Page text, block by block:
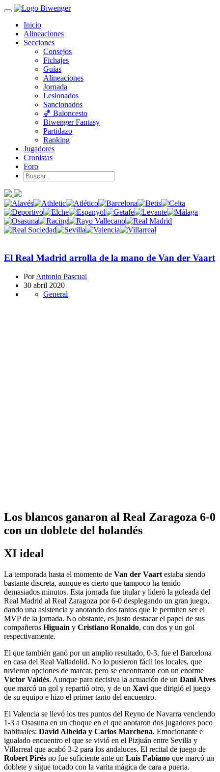
Inicio
Alineaciones
Secciones
Consejos
Fichajes
Guías
Alineaciones
Jornada
Lesionados
Sancionados
🏀 Baloncesto
Biwenger Fantasy
Partidazo
Ranking
Jugadores
Cronistas
Foro
El Real Madrid arrolla de la mano de Van der Vaart
PorAntonio Pascual
30 abril 2020
General
Los blancos ganaron al Real Zaragoza 6-0
con un doblete del holandés
XI ideal
La temporada hasta el momento de Van der Vaart estaba siendo
bastante discreta, aunque es cierto que tampoco ha tenido
demasiados minutos. Esta jornada fue titular y lideró la goleada del
Real Madrid al Real Zaragoza por 6-0 desplegando un gran juego,
dando una asistencia y anotando dos tantos que le permiten ser el
MVP de la jornada. No obstante, es justo destacar el papel de sus
compañeros Higuaín y Cristiano Ronaldo, con dos y un gol
respectivamente.
El que también ganó por un amplio resultado, 0-3, fue el Barcelona
en casa del Real Valladolid. No lo pusieron fácil los locales, que
tuvieron opciones de marcar, pero se encontraron con un enorme
Víctor Valdés. Aunque para decisiva la actuación de un Dani Alves
que marcó un gol y repartió otro, y de un Xavi que dirigió el juego
de su equipo e hizo el primer tanto del encuentro.
El Valencia se llevó los tres puntos del Reyno de Navarra venciendo
1-3 a Osasuna en un choque en el que anotaron dos jugadores poco
habituales: David Albelda y Carlos Marchena. Emocionante e
igualado encuentro el que se vivió en el Pizjuán entre Sevilla y
Villarreal que acabó 3-2 para los andaluces. El recital de juego de
Robert Pirés no fue suficiente ante un Luis Fabiano que marcó un
doblete y sigue tocado con la varita mágica de cara a puerta.